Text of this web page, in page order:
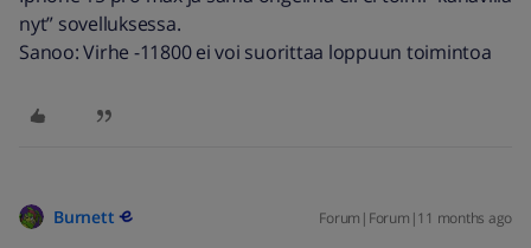
nyt” sovelluksessa.
Sanoo: Virhe -11800 ei voi suorittaa loppuun toimintoa
Burnett Forum|Forum|11 months ago